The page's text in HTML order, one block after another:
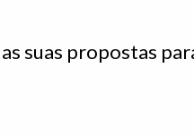
suas propostas